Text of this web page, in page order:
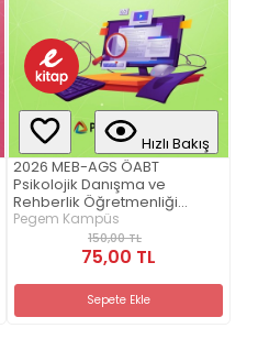
Hızlı Bakış
2026 MEB-AGS ÖABT
Psikolojik Danışma ve
Rehberlik Öğretmenliği
Türkiye Geneli Online
Deneme Sınavı-12
Pegem Kampüs
150,00 TL
75,00 TL
Sepete Ekle